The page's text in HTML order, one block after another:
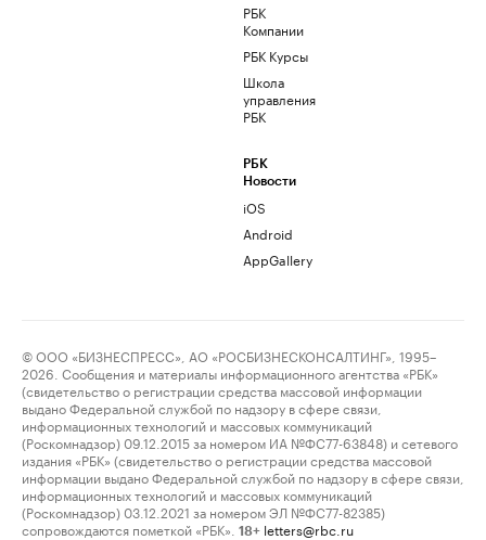
РБК
Компании
РБК Курсы
Школа
управления
РБК
РБК
Новости
iOS
Android
AppGallery
© ООО «БИЗНЕСПРЕСС», АО «РОСБИЗНЕСКОНСАЛТИНГ», 1995–
2026. Сообщения и материалы информационного агентства «РБК»
(свидетельство о регистрации средства массовой информации
выдано Федеральной службой по надзору в сфере связи,
информационных технологий и массовых коммуникаций
(Роскомнадзор) 09.12.2015 за номером ИА №ФС77-63848) и сетевого
издания «РБК» (свидетельство о регистрации средства массовой
информации выдано Федеральной службой по надзору в сфере связи,
информационных технологий и массовых коммуникаций
(Роскомнадзор) 03.12.2021 за номером ЭЛ №ФС77-82385)
сопровождаются пометкой «РБК».
18+ letters@rbc.ru